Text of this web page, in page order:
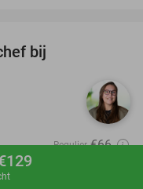
bij
9.6star
Regulier €66